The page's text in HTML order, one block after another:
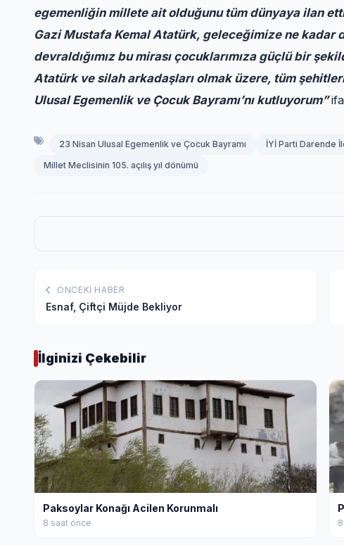
egemenliğin millete ait olduğunu tüm dünyaya ilan
Gazi Mustafa Kemal Atatürk, geleceğimize ne
devraldığımız bu mirası çocuklarımıza güçlü bir
Atatürk ve silah arkadaşları olmak üzere, tüm
Ulusal Egemenlik ve Çocuk Bayramı’nı kutluyorum”
23 Nisan Ulusal Egemenlik ve Çocuk Bayramı İYİ Parti Darende
Millet Meclisinin 105. açılış yıl dönümü
ÖNCEKI HABER
Esnaf, Çiftçi Müjde Bekliyor
İlginizi Çekebilir
Paksoylar Konağı Acilen Korunmalı
8 saat önce